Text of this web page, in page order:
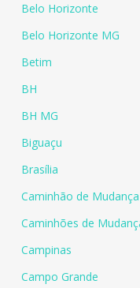
Belo Horizonte
Belo Horizonte MG
Betim
BH
BH MG
Biguaçu
Brasília
Caminhão de Mudança
Caminhões de
Campinas
Campo Grande